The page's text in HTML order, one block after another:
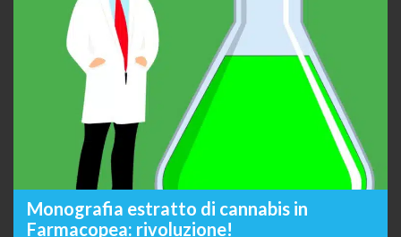
Monografia estratto di cannabis in
Farmacopea: rivoluzione!